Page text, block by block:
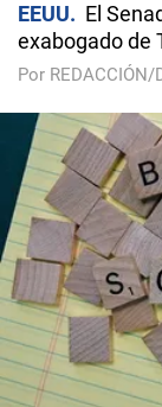
EEUU
El
exabogado de
Por